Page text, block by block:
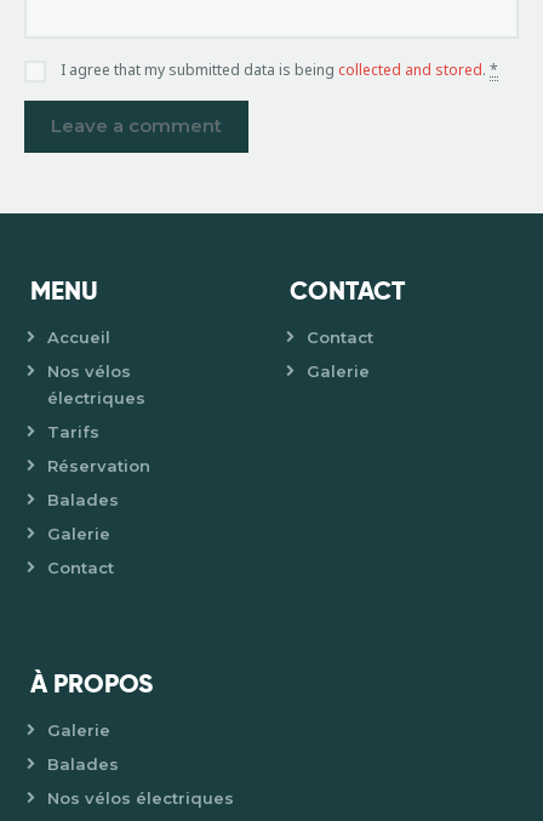
I agree that my submitted data is being collected and stored. *
MENU
Accueil
Nos vélos
électriques
Tarifs
Réservation
Balades
Galerie
Contact
CONTACT
Contact
Galerie
À PROPOS
Galerie
Balades
Nos vélos électriques